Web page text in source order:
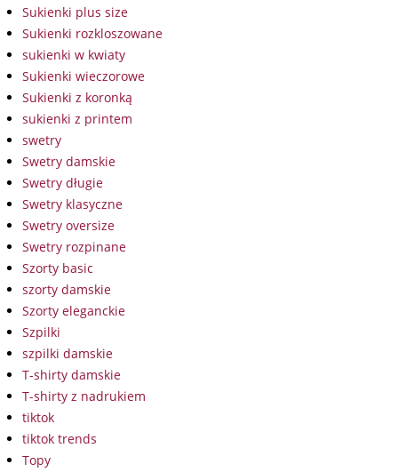
Sukienki plus size
Sukienki rozkloszowane
sukienki w kwiaty
Sukienki wieczorowe
Sukienki z koronką
sukienki z printem
swetry
Swetry damskie
Swetry długie
Swetry klasyczne
Swetry oversize
Swetry rozpinane
Szorty basic
szorty damskie
Szorty eleganckie
Szpilki
szpilki damskie
T-shirty damskie
T-shirty z nadrukiem
tiktok
tiktok trends
Topy